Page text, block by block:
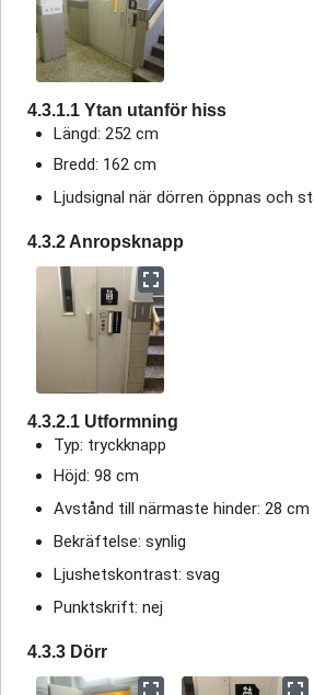
4.3.1.1 Ytan utanför hiss
Längd: 252 cm
Bredd: 162 cm
Ljudsignal när dörren öppnas och
4.3.2 Anropsknapp
4.3.2.1 Utformning
Typ: tryckknapp
Höjd: 98 cm
Avstånd till närmaste hinder: 28 cm
Bekräftelse: synlig
Ljushetskontrast: svag
Punktskrift: nej
4.3.3 Dörr